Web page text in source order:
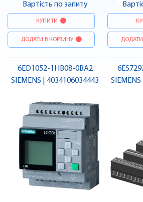
Вартість по запиту
КУПИТИ
ДОДАТИ В КОРЗИНУ
6ED1052-1HB08-0BA2
SIEMENS | 4034106034443